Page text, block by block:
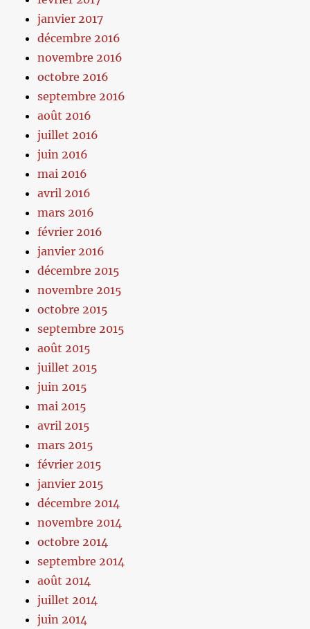
janvier 2017
décembre 2016
novembre 2016
octobre 2016
septembre 2016
août 2016
juillet 2016
juin 2016
mai 2016
avril 2016
mars 2016
février 2016
janvier 2016
décembre 2015
novembre 2015
octobre 2015
septembre 2015
août 2015
juillet 2015
juin 2015
mai 2015
avril 2015
mars 2015
février 2015
janvier 2015
décembre 2014
novembre 2014
octobre 2014
septembre 2014
août 2014
juillet 2014
juin 2014